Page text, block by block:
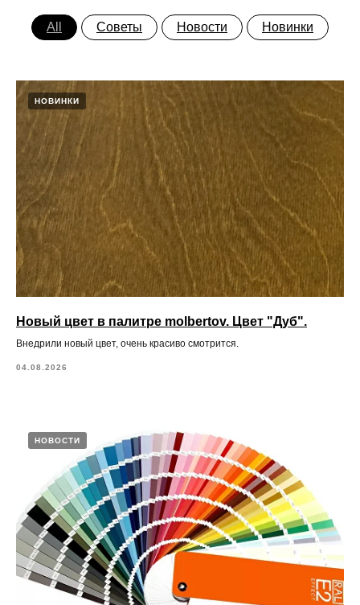
All Советы Новости Новинки
НОВИНКИ
Новый цвет в палитре molbertov. Цвет "Дуб".
Внедрили новый цвет, очень красиво смотрится.
04.08.2026
НОВОСТИ